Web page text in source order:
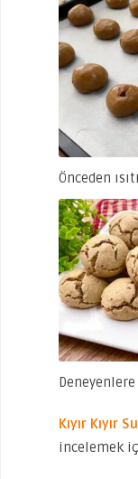
Önceden
Kıyır Kıyır
incelemek